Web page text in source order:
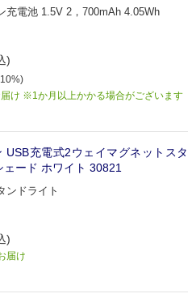
充電池 1.5V 2，700mAh 4.05Wh
)
け ※1か月以上かかる場合がございます
USB充電式2ウェイマグネットスタ
ェード ホワイト 30821
ンドライト
)
届け